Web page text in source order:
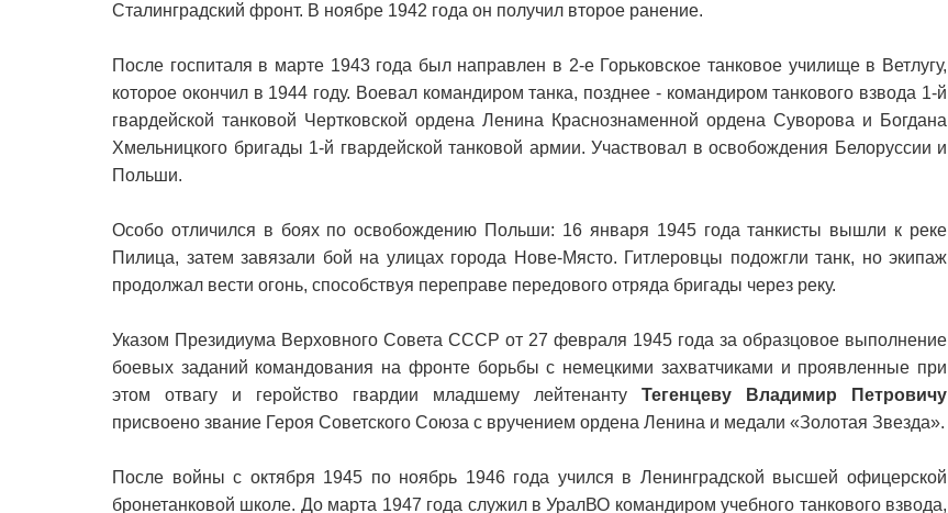
Сталинградский фронт. В ноябре 1942 года он получил второе ранение.
После госпиталя в марте 1943 года был направлен в 2-е Горьковское танковое училище в Ветлугу,
которое окончил в 1944 году. Воевал командиром танка, позднее - командиром танкового взвода 1-й
гвардейской танковой Чертковской ордена Ленина Краснознаменной ордена Суворова и Богдана
Хмельницкого бригады 1-й гвардейской танковой армии. Участвовал в освобождения Белоруссии и
Польши.
Особо отличился в боях по освобождению Польши: 16 января 1945 года танкисты вышли к реке
Пилица, затем завязали бой на улицах города Нове-Място. Гитлеровцы подожгли танк, но экипаж
продолжал вести огонь, способствуя переправе передового отряда бригады через реку.
Указом Президиума Верховного Совета СССР от 27 февраля 1945 года за образцовое выполнение
боевых заданий командования на фронте борьбы с немецкими захватчиками и проявленные при
этом отвагу и геройство гвардии младшему лейтенанту Тегенцеву Владимир Петровичу
присвоено звание Героя Советского Союза с вручением ордена Ленина и медали «Золотая Звезда».
После войны с октября 1945 по ноябрь 1946 года учился в Ленинградской высшей офицерской
бронетанковой школе. До марта 1947 года служил в УралВО командиром учебного танкового взвода,